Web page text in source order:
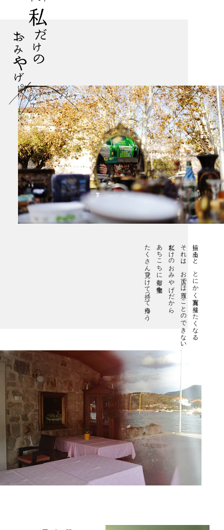
旅に出ると、とにかく写真を撮りたくなる。
それは、お店では買うことのできない、
私だけのおみやげだから。
あちこちに潜む宝物を、
たくさん見つけて持って帰ろう。